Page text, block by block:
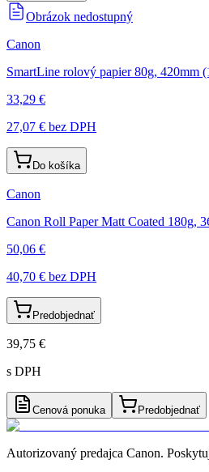
Obrázok nedostupný
Canon
SmartLine rolový papier 80g, 420mm
33,29 €
27,07 € bez DPH
Do košíka
Canon
Canon Roll Paper Matt Coated 180g,
50,06 €
40,70 € bez DPH
Predobjednať
39,75 €
s DPH
Cenová ponuka Predobjednať
Autorizovaný predajca Canon.